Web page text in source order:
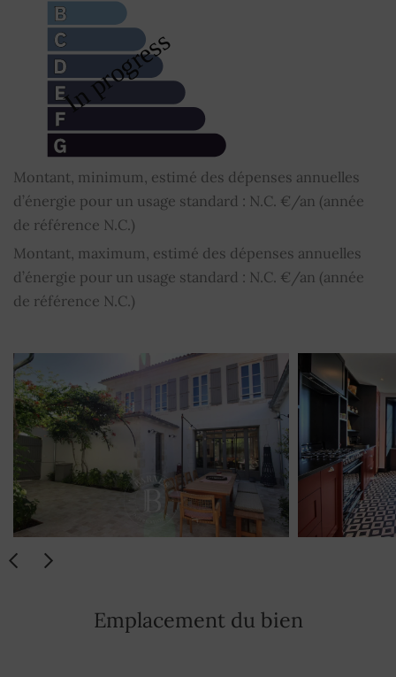
Montant, minimum, estimé des dépenses annuelles
d’énergie pour un usage standard : N.C. €/an (année
de référence N.C.)
Montant, maximum, estimé des dépenses annuelles
d’énergie pour un usage standard : N.C. €/an (année
de référence N.C.)
Emplacement du bien